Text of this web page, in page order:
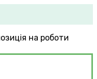
на роботи